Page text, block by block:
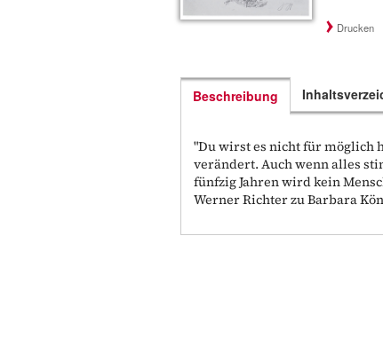
Drucken
Beschreibung
"Du wirst es nicht für möglich
verändert. Auch wenn alles
fünfzig Jahren wird kein
Werner Richter zu Barbara